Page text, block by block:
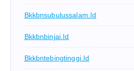
Bkkbnsubulussalam.id
Bkkbnbinjai.id
Bkkbntebingtinggi.id